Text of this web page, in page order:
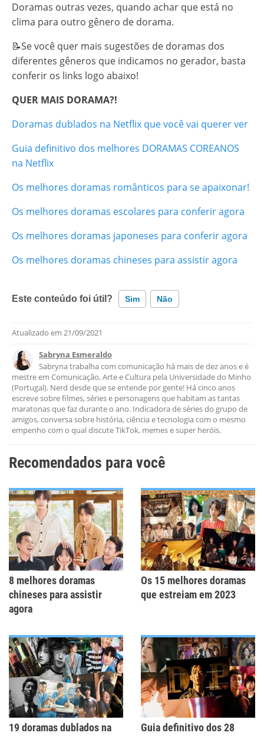
Doramas outras vezes, quando achar que está no
clima para outro gênero de dorama.
📝Se você quer mais sugestões de doramas dos
diferentes gêneros que indicamos no gerador, basta
conferir os links logo abaixo!
QUER MAIS DORAMA?!
Doramas dublados na Netflix que você vai querer ver
Guia definitivo dos melhores DORAMAS COREANOS
na Netflix
Os melhores doramas românticos para se apaixonar!
Os melhores doramas escolares para conferir agora
Os melhores doramas japoneses para conferir agora
Os melhores doramas chineses para assistir agora
Este conteúdo foi útil? Sim Não
Este conteúdo contém informação incorreta
Este conteúdo não tem a informação que procuro
Outro
Atualizado em 21/09/2021
Sabryna Esmeraldo
Sabryna trabalha com comunicação há mais de dez anos e é
mestre em Comunicação, Arte e Cultura pela Universidade do Minho
(Portugal). Nerd desde que se entende por gente! Há cinco anos
escreve sobre filmes, séries e personagens que habitam as tantas
maratonas que faz durante o ano. Indicadora de séries do grupo de
amigos, conversa sobre história, ciência e tecnologia com o mesmo
empenho com o qual discute TikTok, memes e super heróis.
Recomendados para você
8 melhores doramas
chineses para assistir
agora
Os 15 melhores doramas
que estreiam em 2023
19 doramas dublados na
Guia definitivo dos 28